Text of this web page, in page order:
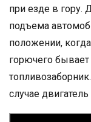
при езде в гору.
подъема
положении,
горючего бывает
случае двигатель